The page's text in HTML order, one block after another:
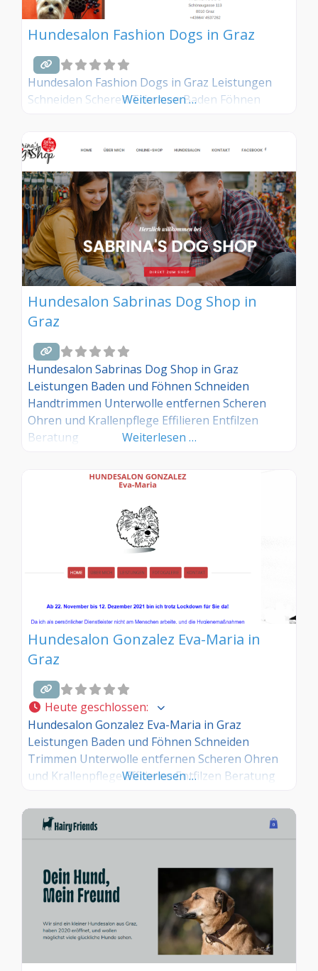
Hundesalon Fashion Dogs in Graz
Hundesalon Fashion Dogs in Graz Leistungen
Schneiden Scheren Trimmen Baden Föhnen
Weiterlesen …
Hundesalon Sabrinas Dog Shop in
Graz
Hundesalon Sabrinas Dog Shop in Graz
Leistungen Baden und Föhnen Schneiden
Handtrimmen Unterwolle entfernen Scheren
Ohren und Krallenpflege Effilieren Entfilzen
Beratung
Weiterlesen …
Hundesalon Gonzalez Eva-Maria in
Graz
Heute geschlossen:
Hundesalon Gonzalez Eva-Maria in Graz
Leistungen Baden und Föhnen Schneiden
Trimmen Unterwolle entfernen Scheren Ohren
und Krallenpflege Effilieren Entfilzen Beratung
Weiterlesen …